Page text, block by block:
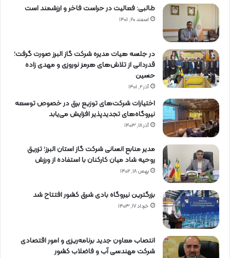
طالبی: فعالیت در حراست فاخر و ارزشمند است
اسفند ۲۰, ۱۴۰۱
در جلسه هیات مدیره شرکت گاز البرز صورت گرفت؛
قدردانی از تلاش‌های هرمز نوروزی و مهدی زاده
حسین
آذر ۲, ۱۴۰۱
اختیارات شرکت‌های توزیع برق در خصوص توسعه
نیروگاه‌های تجدیدپذیر افزایش می‌یابد
آذر ۱۸, ۱۴۰۳
مدیر منابع انسانی شرکت گاز استان البرز؛ تزریق
روحیه شاد میان کارکنان با استفاده از ورزش
بهمن ۱۸, ۱۴۰۲
بزرگترین نیروگاه بادی شرق کشور افتتاح شد
خرداد ۱۷, ۱۴۰۳
انتصاب معاون جدید برنامه‌ریزی و امور اقتصادی
شرکت مهندسی آب و فاضلاب کشور